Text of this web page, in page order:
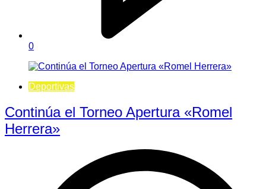
0
Deportivas
Continúa el Torneo Apertura «Romel
Herrera»